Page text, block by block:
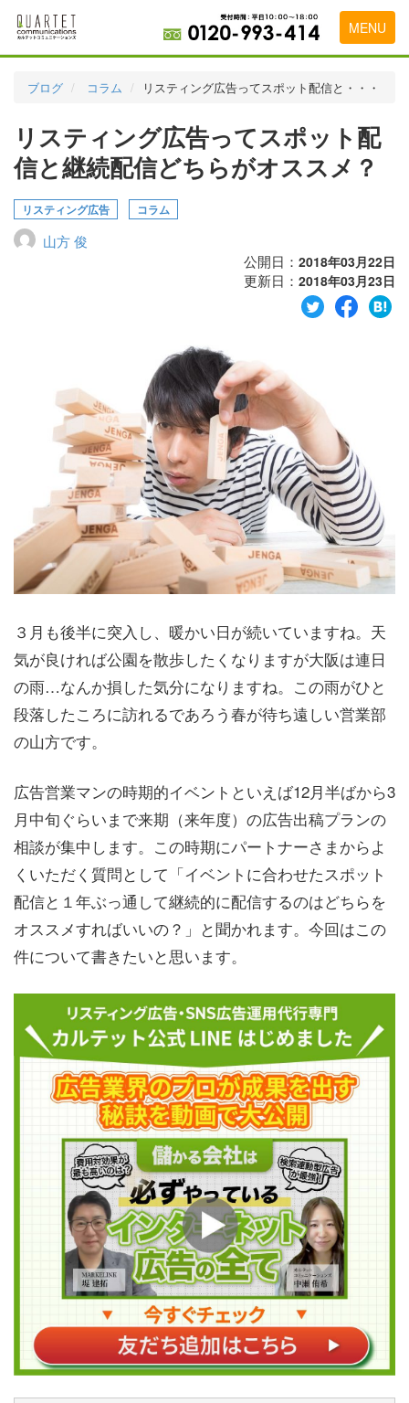
MENU
実績・お客様の声
初めて導入をお考えの方
代理店の乗り換えをお考えの方
ブログ コラム リスティング広告ってスポット配信と・・・
リスティング広告ってスポット配
信と継続配信どちらがオススメ？
リスティング広告 コラム
山方 俊
公開日： 2018年03月22日
更新日： 2018年03月23日
３月も後半に突入し、暖かい日が続いていますね。天
気が良ければ公園を散歩したくなりますが大阪は連日
の雨…なんか損した気分になりますね。この雨がひと
段落したころに訪れるであろう春が待ち遠しい営業部
の山方です。
広告営業マンの時期的イベントといえば12月半ばから3
月中旬ぐらいまで来期（来年度）の広告出稿プランの
相談が集中します。この時期にパートナーさまからよ
くいただく質問として「イベントに合わせたスポット
配信と１年ぶっ通して継続的に配信するのはどちらを
オススメすればいいの？」と聞かれます。今回はこの
件について書きたいと思います。